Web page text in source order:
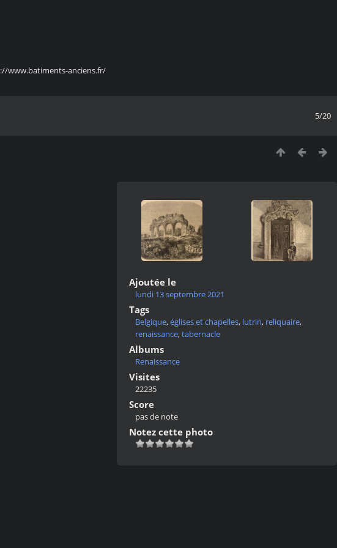
www.batiments-anciens.fr/
5/20
Ajoutée le
lundi 13 septembre 2021
Tags
Belgique,églises et chapelles, lutrin, reliquaire,
renaissance,tabernacle
Albums
Renaissance
Visites
22235
Score
pas de note
Notez cette photo